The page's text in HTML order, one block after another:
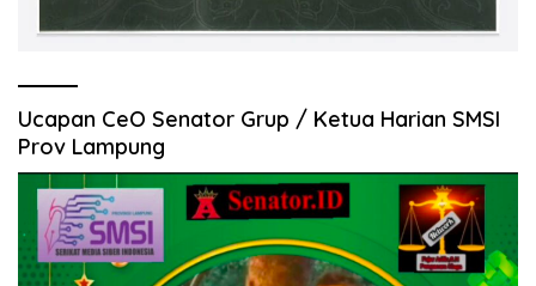
Ucapan CeO Senator Grup / Ketua Harian SMSI
Prov Lampung